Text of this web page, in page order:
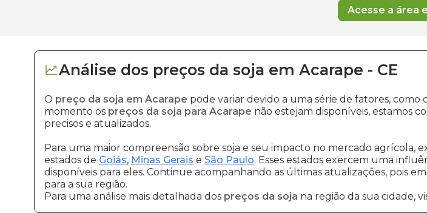
Acesse a área
Análise dos preços da soja em Acarape - CE
O preço da soja em Acarape pode variar devido a uma série de fatores,
momento os preços da soja para Acarape não estejam disponíveis, estamos
precisos e atualizados.
Para uma maior compreensão sobre soja e seu impacto no mercado agrícola,
estados de Goiás, Minas Gerais e São Paulo. Esses estados exercem uma
disponíveis para eles. Continue acompanhando as últimas atualizações, pois
para a sua região.
Para uma análise mais detalhada dos preços da soja na região da sua cidade,